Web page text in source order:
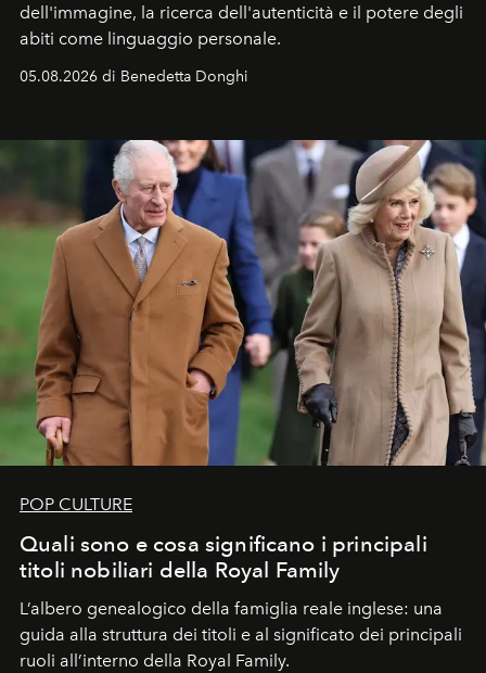
dell'immagine, la ricerca dell'autenticità e il potere degli
abiti come linguaggio personale.
05.08.2026 di Benedetta Donghi
POP CULTURE
Quali sono e cosa significano i principali
titoli nobiliari della Royal Family
L’albero genealogico della famiglia reale inglese: una
guida alla struttura dei titoli e al significato dei principali
ruoli all’interno della Royal Family.